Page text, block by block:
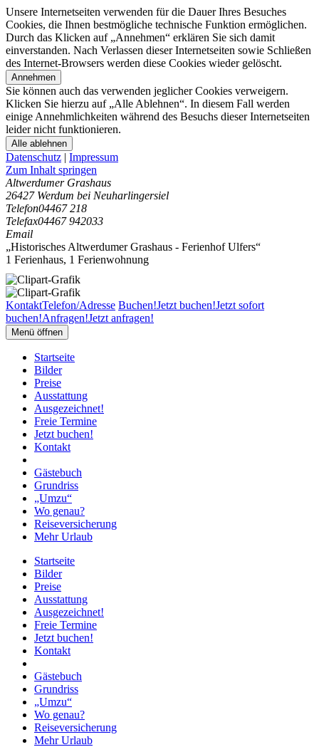
Unsere Internetseiten verwenden für die Dauer Ihres Besuches
Cookies, die Ihnen bestmögliche technische Funktion ermöglichen.
Durch das Klicken auf „Annehmen“ erklären Sie sich damit
einverstanden. Nach Verlassen dieser Internetseiten sowie Schließen
des Internet-Browsers werden diese Cookies wieder gelöscht.
Annehmen
Sie können auch das verwenden jeglicher Cookies verweigern.
Klicken Sie hierzu auf „Alle Ablehnen“. In diesem Fall werden
einige Annehmlichkeiten während des Besuchs dieser Internetseiten
leider nicht funktionieren.
Alle ablehnen
Datenschutz | Impressum
Zum Inhalt springen
Altwerdumer Grashaus
26427 Werdum bei Neuharlingersiel
Telefon04467 218
Telefax04467 942033
Email
„Historisches Altwerdumer Grashaus - Ferienhof Ulfers“
1 Ferienhaus, 1 Ferienwohnung
KontaktTelefon/Adresse Buchen!Jetzt buchen!Jetzt sofort
buchen!Anfragen!Jetzt anfragen!
Menü öffnen
Startseite
Bilder
Preise
Ausstattung
Ausgezeichnet!
Freie Termine
Jetzt buchen!
Kontakt
Gästebuch
Grundriss
„Umzu“
Wo genau?
Reiseversicherung
Mehr Urlaub
Startseite
Bilder
Preise
Ausstattung
Ausgezeichnet!
Freie Termine
Jetzt buchen!
Kontakt
Gästebuch
Grundriss
„Umzu“
Wo genau?
Reiseversicherung
Mehr Urlaub